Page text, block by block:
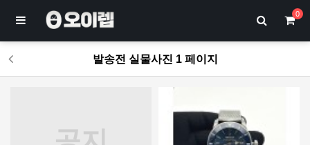
0
발송전 실물사진 1 페이지